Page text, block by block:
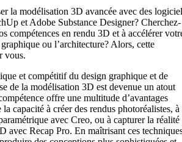
la modélisation 3D avancée avec des
et Adobe Substance Designer? Cherchez-
compétences en rendu 3D et à accélérer
ou l’architecture? Alors, cette
vous.
et compétitif du design graphique et de
de la modélisation 3D est devenue un atout
offre une multitude d’avantages
capacité à créer des rendus photoréalistes, à
avec Creo, ou à capturer la réalité
avec Recap Pro. En maîtrisant ces